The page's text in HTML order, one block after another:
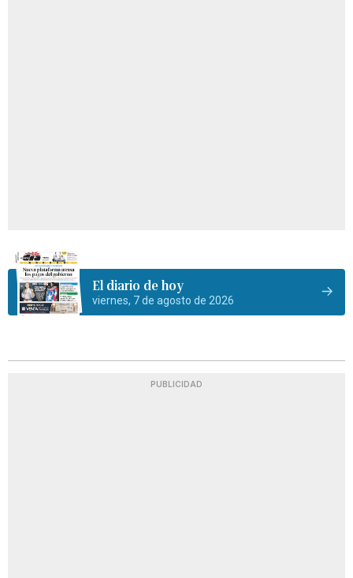
El diario de hoy
viernes, 7 de agosto de 2026
PUBLICIDAD